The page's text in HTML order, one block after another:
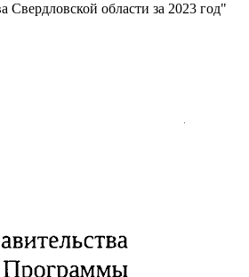
области за 2023 год"